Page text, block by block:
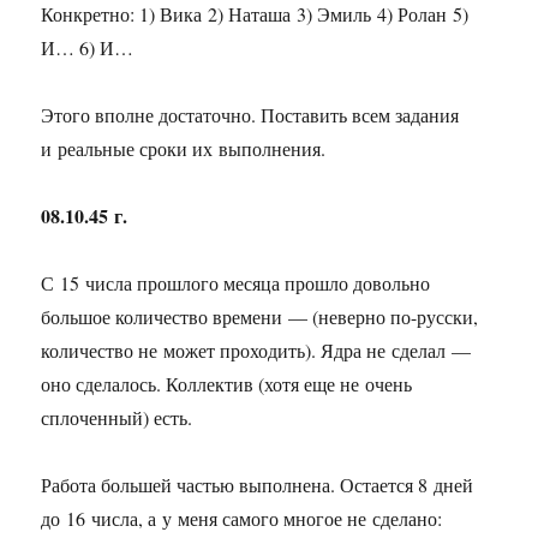
Конкретно: 1) Вика 2) Наташа 3) Эмиль 4) Ролан 5)
И… 6) И…
Этого вполне достаточно. Поставить всем задания
и реальные сроки их выполнения.
08.10.45 г.
С 15 числа прошлого месяца прошло довольно
большое количество времени — (неверно по-русски,
количество не может проходить). Ядра не сделал —
оно сделалось. Коллектив (хотя еще не очень
сплоченный) есть.
Работа большей частью выполнена. Остается 8 дней
до 16 числа, а у меня самого многое не сделано: